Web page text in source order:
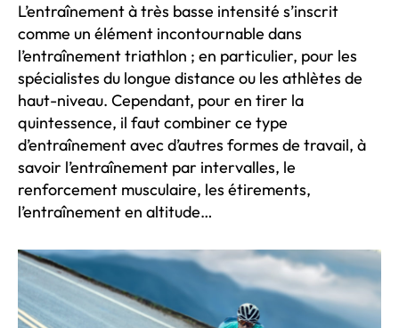
L’entraînement à très basse intensité s’inscrit
comme un élément incontournable dans
l’entraînement triathlon ; en particulier, pour les
spécialistes du longue distance ou les athlètes de
haut-niveau. Cependant, pour en tirer la
quintessence, il faut combiner ce type
d’entraînement avec d’autres formes de travail, à
savoir l’entraînement par intervalles, le
renforcement musculaire, les étirements,
l’entraînement en altitude…